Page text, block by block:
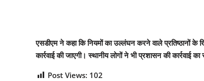
एसडीएम ने कहा कि नियमों का उल्लंघन करने वाले प्रतिष्ठानों के
कार्रवाई की जाएगी। स्थानीय लोगों ने भी प्रशासन की कार्रवाई का
Post Views: 102